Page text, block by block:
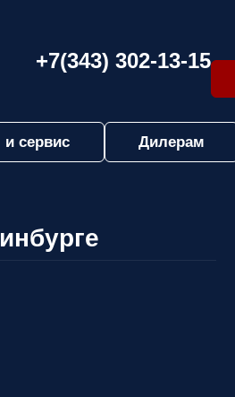
+7(343) 302-13-15
и сервис Дилерам